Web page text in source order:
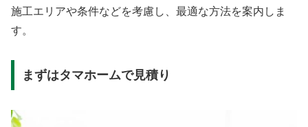
施工エリアや条件などを考慮し、最適な方法を案内しま
す。
まずはタマホームで見積り